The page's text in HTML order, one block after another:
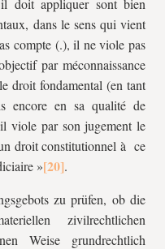
doit appliquer sont bien
dans le sens qui vient
compte (.), il ne viole pas
par méconnaissance
droit fondamental (en tant
encore en sa qualité de
viole par son jugement le
droit constitutionnel à ce
»
.
zu prüfen, ob die
zivilrechtlichen
Weise grundrechtlich